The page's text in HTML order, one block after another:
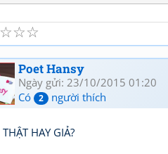
☆
☆
☆
Poet Hansy
Ngày gửi: 23/10/2015 01:20
Có
2 người thích
THẬT HAY GIẢ?